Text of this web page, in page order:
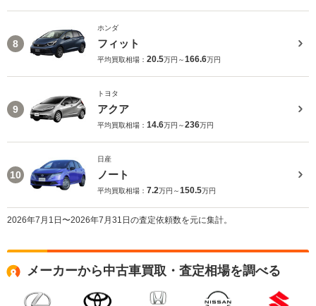
8
ホンダ
フィット
平均買取相場： 20.5万円～166.6万円
9
トヨタ
アクア
平均買取相場： 14.6万円～236万円
10
日産
ノート
平均買取相場： 7.2万円～150.5万円
2026年7月1日〜2026年7月31日の査定依頼数を元に集計。
メーカーから中古車買取・査定相場を調べる